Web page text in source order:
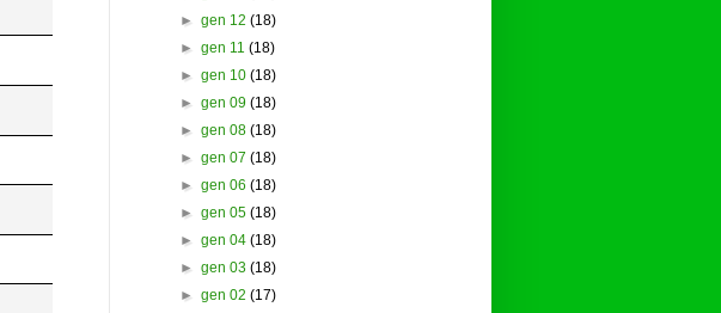
► gen 12 (18)
► gen 11 (18)
► gen 10 (18)
► gen 09 (18)
► gen 08 (18)
► gen 07 (18)
► gen 06 (18)
► gen 05 (18)
► gen 04 (18)
► gen 03 (18)
► gen 02 (17)